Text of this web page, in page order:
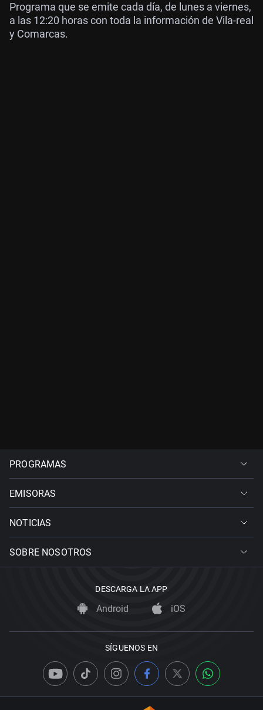
Programa que se emite cada día, de lunes a viernes,
a las 12:20 horas con toda la información de Vila-real
y Comarcas.
PROGRAMAS
EMISORAS
NOTICIAS
SOBRE NOSOTROS
DESCARGA LA APP
Android iOS
SÍGUENOS EN